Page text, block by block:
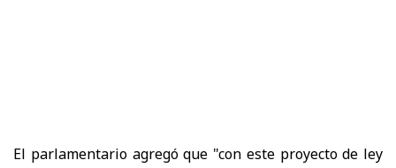
El parlamentario agregó que "con este proyecto de ley